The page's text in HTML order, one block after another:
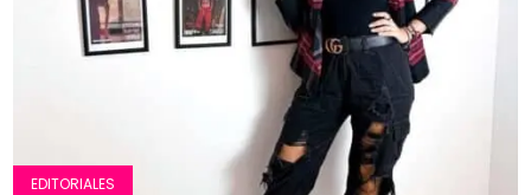
EDITORIALES